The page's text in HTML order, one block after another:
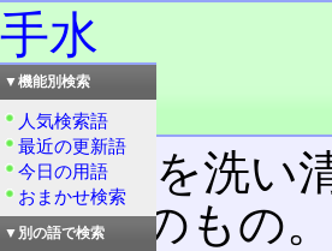
手水
読み：てみず
品詞：名詞
手や顔を洗い
行為そのもの。
▼機能別検索
人気検索語
最近の更新語
今日の用語
おまかせ検索
▼別の語で検索